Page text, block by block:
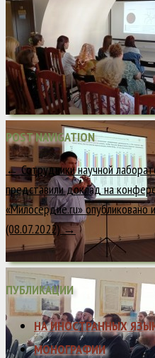
POST NAVIGATION
←Сотрудники научной
представили доклад на
«Милосердие.ru»
(08.07.2022)→
ПУБЛИКАЦИИ
НА ИНОСТРАННЫХ
МОНОГРАФИИ